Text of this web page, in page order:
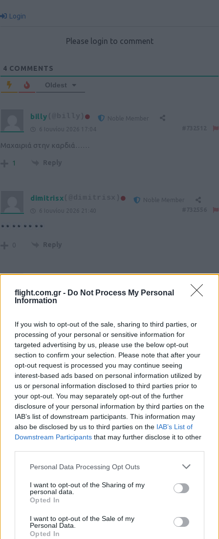
flight.com.gr - Do Not Process My Personal
Information
If you wish to opt-out of the sale, sharing to third parties, or
processing of your personal or sensitive information for
targeted advertising by us, please use the below opt-out
section to confirm your selection. Please note that after your
opt-out request is processed you may continue seeing
interest-based ads based on personal information utilized by
us or personal information disclosed to third parties prior to
your opt-out. You may separately opt-out of the further
disclosure of your personal information by third parties on the
IAB’s list of downstream participants. This information may
also be disclosed by us to third parties on the IAB’s List of
Downstream Participants that may further disclose it to other
Please note that this website/app uses one or more Google
not limited to your visit or usage behaviour. You may click to
grant or deny consent to Google and its third-party tags to
use your data for below specified purposes in below Google
consent section.
Personal Data Processing Opt Outs
I want to opt-out of the Sharing of my
personal data.
Opted In
I want to opt-out of the Sale of my
Personal Data.
Opted In
Login
Please login to comment
4 COMMENTS
Oldest
billy (@billy)
Noble Member
6 Ιουνίου 2026 17:04
Μαχαιριά στην καρδιά……
1 Reply
dimitrisx
Noble Member
6 Ιουνίου 2026 21:40
0 Reply
7 Ιουνίου 2026 01:19
#732601
τα έχουν ,υποτίθεται , για λόγους ασφάλειας θα τα υποβαθμίσουν
με JSOW. Και πάλι καλά, γιατί δεν είναι πιστοποιημένος ο
Maverick που του έχουμε τόση αγάπη.
Reply
karpat (@karpat)
Member
7 Ιουνίου 2026 01:59
#732605
Αυτό είναι ένα όπλο που είναι πολύ απλό στην ανάπτυξή του.